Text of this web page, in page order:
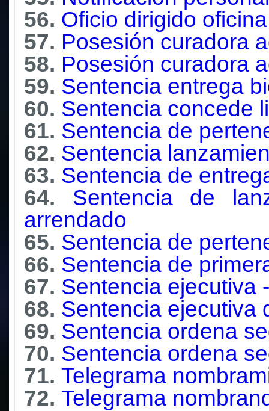
56. Oficio dirigido
57. Posesión curadora
58. Posesión curadora
59. Sentencia entrega
60. Sentencia concede
61. Sentencia de
62. Sentencia
63. Sentencia de
64. Sentencia de
arrendado
65. Sentencia de
66. Sentencia de
67. Sentencia ejecutiva
68. Sentencia ejecutiva
69. Sentencia ordena
70. Sentencia ordena
71. Telegrama
72. Telegrama